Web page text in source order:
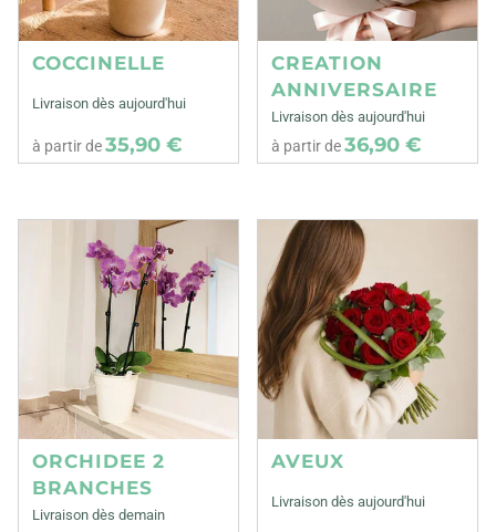
COCCINELLE
Livraison dès aujourd'hui
à partir de35,90 €
CREATION
ANNIVERSAIRE
Livraison dès aujourd'hui
à partir de36,90 €
ORCHIDEE 2
BRANCHES
Livraison dès demain
AVEUX
Livraison dès aujourd'hui